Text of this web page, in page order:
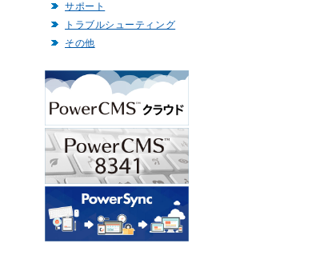
サポート
トラブルシューティング
その他